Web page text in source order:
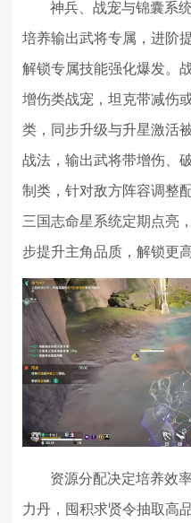
神兵、战宠与锦囊系
培养输出武将专属，进阶
解锁专属技能强化爆发。
增伤类战宠，坦克带减伤
类，同步升级与升星激活
战法，输出武将带增伤、
制类，针对敌方阵容调整
三国志命星系统定期点亮
步提升主角品质，解锁更
资源分配决定培养效
力丹，囤积求贤令抽取高